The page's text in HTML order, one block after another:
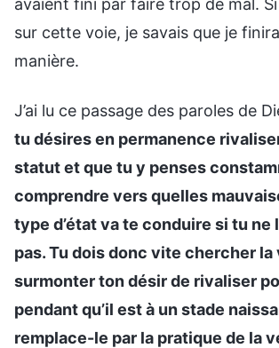
sur cette voie, je savais que je
manière.
J’ai lu ce passage des paroles de
tu désires en permanence
statut et que tu y penses
comprendre vers quelles
type d’état va te conduire si tu ne
pas. Tu dois donc vite chercher la
surmonter ton désir de rivaliser
pendant qu’il est à un stade
remplace-le par la pratique de la